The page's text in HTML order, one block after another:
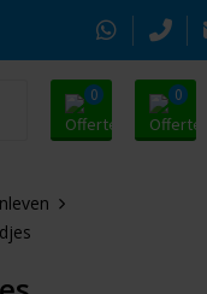
0 0